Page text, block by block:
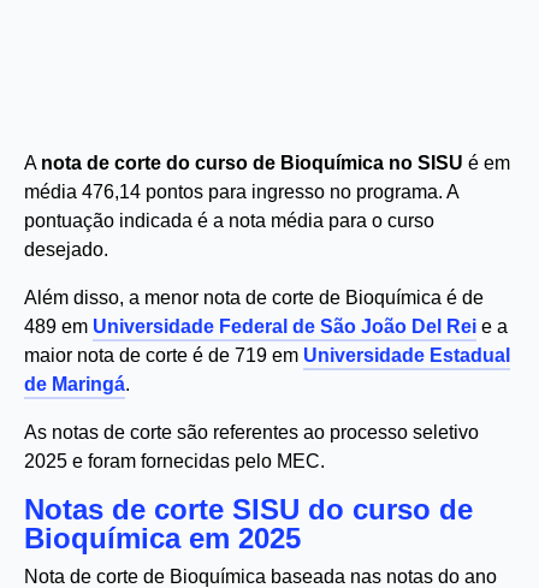
A nota de corte do curso de Bioquímica no SISU é em
média 476,14 pontos para ingresso no programa. A
pontuação indicada é a nota média para o curso
desejado.
Além disso, a menor nota de corte de Bioquímica é de
489 em Universidade Federal de São João Del Rei e a
maior nota de corte é de 719 em Universidade Estadual
de Maringá.
As notas de corte são referentes ao processo seletivo
2025 e foram fornecidas pelo MEC.
Notas de corte SISU do curso de
Bioquímica em 2025
Nota de corte de Bioquímica baseada nas notas do ano